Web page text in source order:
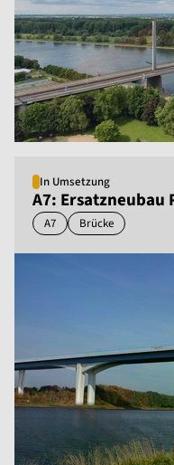
In Umsetzung
A7: Ersatzneubau
A7 Brücke